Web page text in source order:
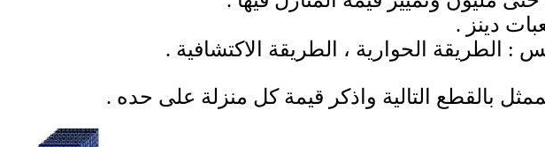
دينز .
: الطريقة الحوارية ، الطريقة الاكتشافية .
بالقطع التالية واذكر قيمة كل منزلة على حده .